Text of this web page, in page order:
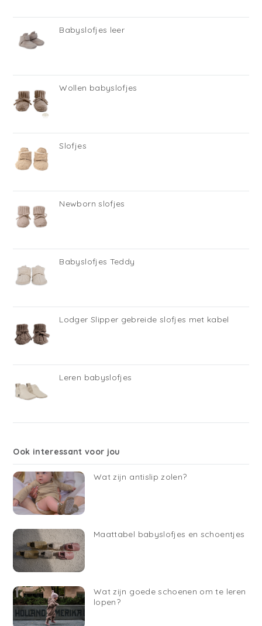
Babyslofjes leer
Wollen babyslofjes
Slofjes
Newborn slofjes
Babyslofjes Teddy
Lodger Slipper gebreide slofjes met kabel
Leren babyslofjes
Ook interessant voor jou
Wat zijn antislip zolen?
Maattabel babyslofjes en schoentjes
Wat zijn goede schoenen om te leren
lopen?